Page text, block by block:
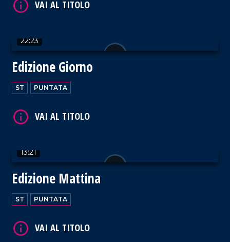
22:23
Edizione Giorno
ST PUNTATA
13:21
Edizione Mattina
ST PUNTATA
VAI AL TITOLO
VAI AL TITOLO